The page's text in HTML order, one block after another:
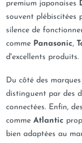
premium japonaises
souvent plébiscitées
silence de
comme Panasonic,
d'excellents produits.
Du côté des
distinguent par des
connectées. Enfin,
comme Atlantic
bien adaptées au